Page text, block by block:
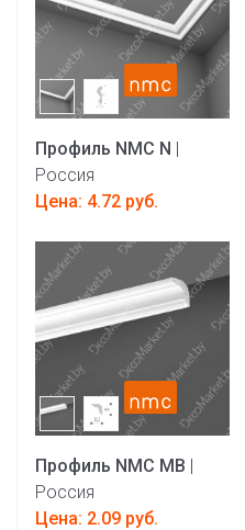
Профиль NMC N |
Россия
Цена: 4.72 руб.
Профиль NMC MB |
Россия
Цена: 2.09 руб.